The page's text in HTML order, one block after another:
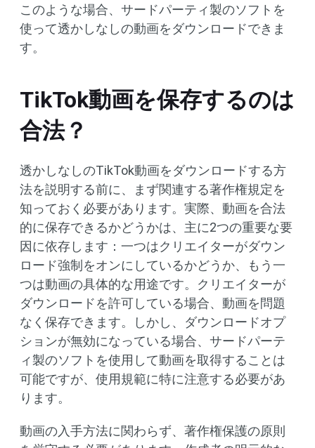
このような場合、サードパーティ製のソフトを
使って透かしなしの動画をダウンロードできま
す。
TikTok動画を保存するのは
合法？
透かしなしのTikTok動画をダウンロードする方
法を説明する前に、まず関連する著作権規定を
知っておく必要があります。実際、動画を合法
的に保存できるかどうかは、主に2つの重要な要
因に依存します：一つはクリエイターがダウン
ロード強制をオンにしているかどうか、もう一
つは動画の具体的な用途です。クリエイターが
ダウンロードを許可している場合、動画を問題
なく保存できます。しかし、ダウンロードオプ
ションが無効になっている場合、サードパーテ
ィ製のソフトを使用して動画を取得することは
可能ですが、使用規範に特に注意する必要があ
ります。
動画の入手方法に関わらず、著作権保護の原則